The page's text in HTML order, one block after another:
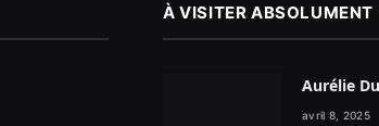
À VISITER ABSOLUMENT
Aurélie
avril 8, 2025